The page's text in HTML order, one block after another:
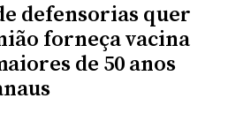
defensorias quer
forneça vacina
de 50 anos